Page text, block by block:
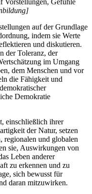
auf der Grundlage
indem sie Werte
und diskutieren.
der Toleranz, der
im Umgang
dem Menschen und vor
die Fähigkeit und
Demokratie
einschließlich ihrer
der Natur, setzen
regionalen und globalen
sie, Auswirkungen von
Leben anderer
zu erkennen und zu
sich bewusst für
daran mitzuwirken.